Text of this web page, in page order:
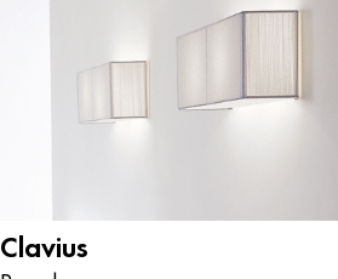
Clavius